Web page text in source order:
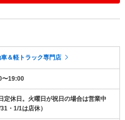
＆軽トラック専門店
〜19:00
定休日。火曜日が祝日の場合は営業中
31・1/1は店休）